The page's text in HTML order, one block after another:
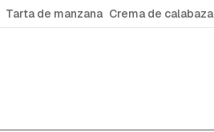
Tarta de manzana Crema de calabaza